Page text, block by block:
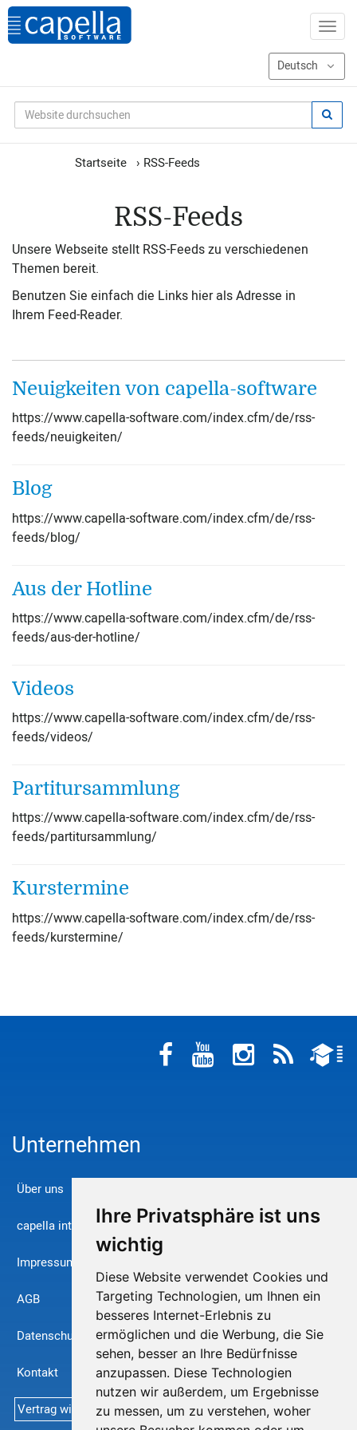
Ihre Privatsphäre ist uns
wichtig
Diese Website verwendet Cookies und
Targeting Technologien, um Ihnen ein
besseres Internet-Erlebnis zu
ermöglichen und die Werbung, die Sie
sehen, besser an Ihre Bedürfnisse
anzupassen. Diese Technologien
nutzen wir außerdem, um Ergebnisse
zu messen, um zu verstehen, woher
Startseite › RSS-Feeds
RSS-Feeds
Unsere Webseite stellt RSS-Feeds zu verschiedenen
Themen bereit.
Benutzen Sie einfach die Links hier als Adresse in
Ihrem Feed-Reader.
Neuigkeiten von capella-software
https://www.capella-software.com/index.cfm/de/rss-
feeds/neuigkeiten/
Blog
https://www.capella-software.com/index.cfm/de/rss-
feeds/blog/
Aus der Hotline
https://www.capella-software.com/index.cfm/de/rss-
feeds/aus-der-hotline/
Videos
https://www.capella-software.com/index.cfm/de/rss-
feeds/videos/
Partitursammlung
https://www.capella-software.com/index.cfm/de/rss-
feeds/partitursammlung/
Kurstermine
https://www.capella-software.com/index.cfm/de/rss-
feeds/kurstermine/
Unternehmen
Über uns
capella international
Impressum
AGB
Datenschutz
Kontakt
Vertrag widerrufen